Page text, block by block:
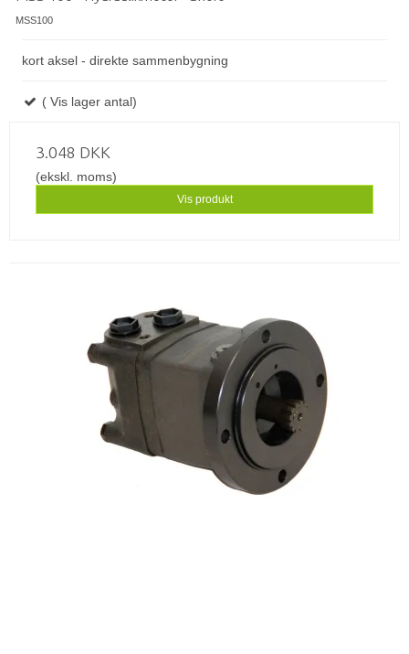
MSS100
kort aksel - direkte sammenbygning
( Vis lager antal)
3.048 DKK
(ekskl. moms)
Vis produkt